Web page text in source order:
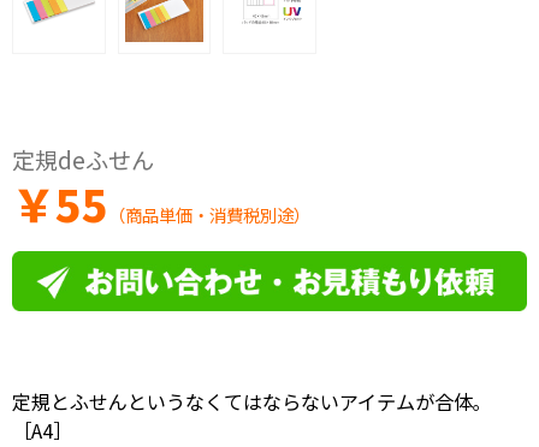
定規deふせん
￥55 （商品単価・消費税別途）
定規とふせんというなくてはならないアイテムが合体｡
［A4］